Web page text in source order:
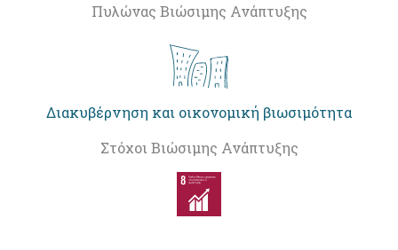
Πυλώνας Βιώσιμης Ανάπτυξης
Διακυβέρνηση και οικονομική βιωσιμότητα
Στόχοι Βιώσιμης Ανάπτυξης